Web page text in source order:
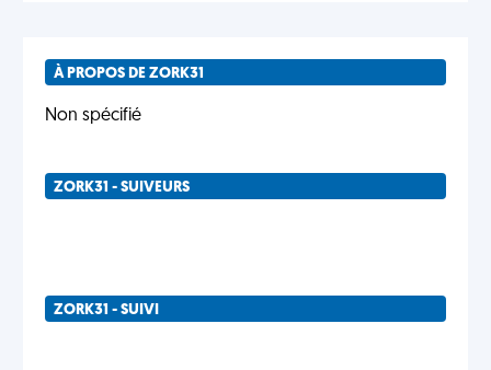
À PROPOS DE ZORK31
Non spécifié
ZORK31 - SUIVEURS
ZORK31 - SUIVI